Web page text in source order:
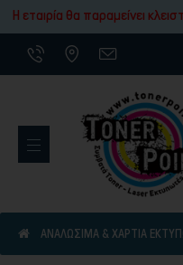
θα παραμείνει κλειστή από
Εκτυπωτικά
ΑΝΑΛΩΣΙΜΑ & ΧΑΡΤΙΑ